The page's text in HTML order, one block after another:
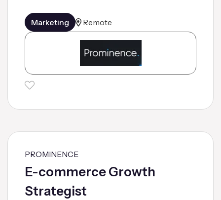
Marketing Remote
PROMINENCE
E-commerce Growth
Strategist